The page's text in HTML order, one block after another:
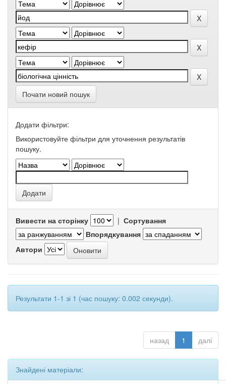
Почати новий пошук
Додати фільтри:
Використовуйте фільтри для уточнення результатів
пошуку.
Вивести на сторінку | Сортування
Впорядкування
Автори
Результати 1-1 зі 1 (час пошуку: 0.002 секунди).
назад 1 далі
Знайдені матеріали: